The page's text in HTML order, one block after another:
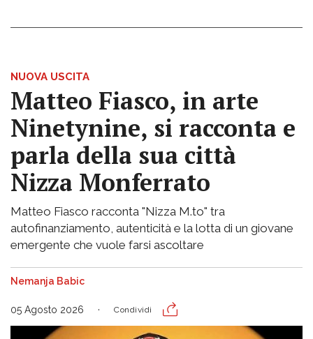
NUOVA USCITA
Matteo Fiasco, in arte
Ninetynine, si racconta e
parla della sua città
Nizza Monferrato
Matteo Fiasco racconta "Nizza M.to" tra
autofinanziamento, autenticità e la lotta di un giovane
emergente che vuole farsi ascoltare
Nemanja Babic
05 Agosto 2026 Condividi